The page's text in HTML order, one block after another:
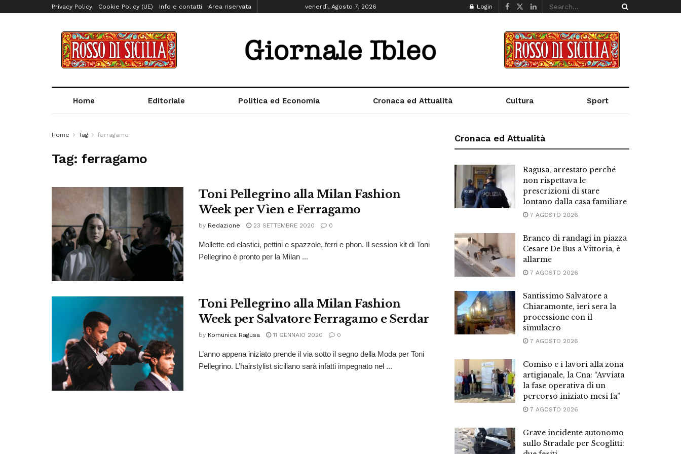
Privacy Policy Cookie Policy (UE) Info e contatti Area riservata venerdì, Agosto 7, 2026 Login
Home Editoriale Politica ed Economia Cronaca ed Attualità Cultura Sport
Home Tag ferragamo
Tag:ferragamo
Toni Pellegrino alla Milan Fashion
Week per Vìen e Ferragamo
by Redazione 23 SETTEMBRE 2020 0
Mollette ed elastici, pettini e spazzole, ferri e phon. Il session kit di Toni
Pellegrino è pronto per la Milan ...
Toni Pellegrino alla Milan Fashion
Week per Salvatore Ferragamo e Serdar
by Komunica Ragusa 11 GENNAIO 2020 0
L’anno appena iniziato prende il via sotto il segno della Moda per Toni
Pellegrino. L’hairstylist siciliano sarà infatti impegnato nel ...
Cronaca ed Attualità
Ragusa, arrestato perché
non rispettava le
prescrizioni di stare
lontano dalla casa familiare
7 AGOSTO 2026
Branco di randagi in piazza
Cesare De Bus a Vittoria, è
allarme
7 AGOSTO 2026
Santissimo Salvatore a
Chiaramonte, ieri sera la
processione con il
simulacro
7 AGOSTO 2026
Comiso e i lavori alla zona
artigianale, la Cna: “Avviata
la fase operativa di un
percorso iniziato mesi fa”
7 AGOSTO 2026
Grave incidente autonomo
sullo Stradale per Scoglitti: